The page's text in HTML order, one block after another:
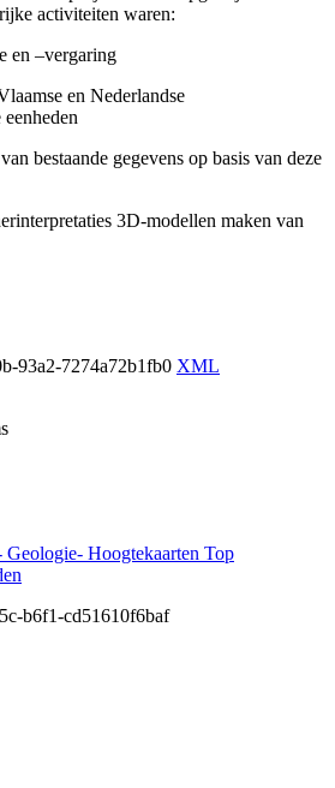
activiteiten waren:
en –vergaring
en Nederlandse
bestaande gegevens op basis van deze
3D-modellen maken van
93a2-7274a72b1fb0 XML
Hoogtekaarten Top
b6f1-cd51610f6baf